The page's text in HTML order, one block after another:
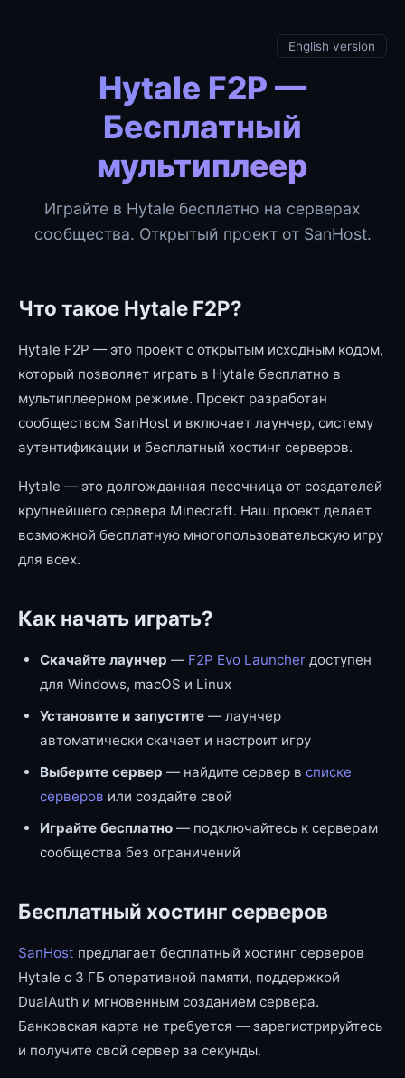
English version
Hytale F2P —
Бесплатный
мультиплеер
Играйте в Hytale бесплатно на серверах
сообщества. Открытый проект от SanHost.
Что такое Hytale F2P?
Hytale F2P — это проект с открытым исходным кодом,
который позволяет играть в Hytale бесплатно в
мультиплеерном режиме. Проект разработан
сообществом SanHost и включает лаунчер, систему
аутентификации и бесплатный хостинг серверов.
Hytale — это долгожданная песочница от создателей
крупнейшего сервера Minecraft. Наш проект делает
возможной бесплатную многопользовательскую игру
для всех.
Как начать играть?
Скачайте лаунчер — F2P Evo Launcher доступен
для Windows, macOS и Linux
Установите и запустите — лаунчер
автоматически скачает и настроит игру
Выберите сервер — найдите сервер в списке
серверов или создайте свой
Играйте бесплатно — подключайтесь к серверам
сообщества без ограничений
Бесплатный хостинг серверов
SanHost предлагает бесплатный хостинг серверов
Hytale с 3 ГБ оперативной памяти, поддержкой
DualAuth и мгновенным созданием сервера.
Банковская карта не требуется — зарегистрируйтесь
и получите свой сервер за секунды.